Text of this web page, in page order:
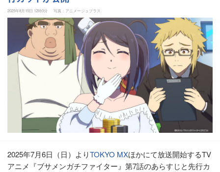
2025年8月15日 12時0分 写真：アニメージュプラス
2025年7月6日（日）よりTOKYO MXほかにて放送開始するTV
アニメ『ブサメンガチファイター』第7話のあらすじと先行カ